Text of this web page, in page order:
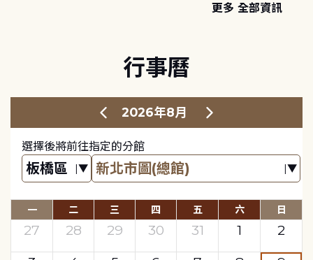
更多 全部資訊
行事曆
2026年8月
選擇後將前往指定的分館
一 二 三 四 五 六 日
27 28 29 30 31 1
2